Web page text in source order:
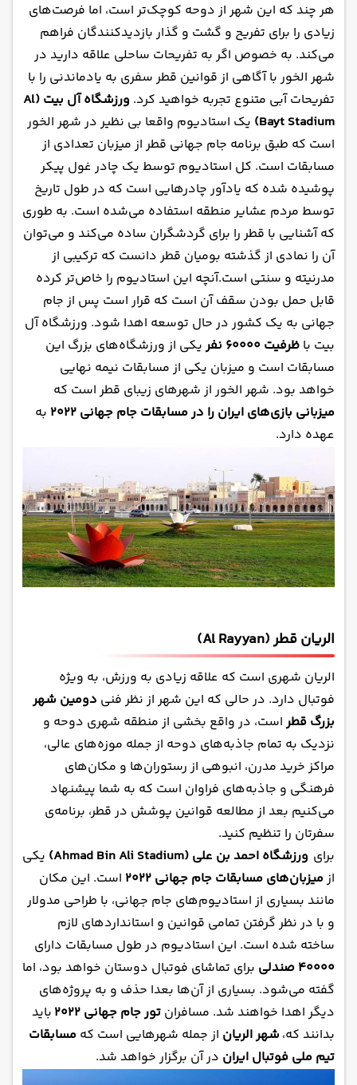
هر چند که این شهر از دوحه کوچک‌تر است، اما فرصت‌های
زیادی را برای تفریح و گشت و گذار بازدیدکنندگان فراهم
می‌کند. به خصوص اگر به تفریحات ساحلی علاقه دارید در
شهر الخور با آگاهی از قوانین قطر سفری به یادماندنی را با
تفریحات آبی متنوع تجربه خواهید کرد.
ورزشگاه آل بیت (Al
Bayt Stadium) یک استادیوم واقعا بی نظیر در شهر الخور
است که طبق برنامه جام جهانی قطراز میزبان تعدادی از
مسابقات است. کل استادیوم توسط یک چادر غول پیکر
پوشیده شده که یادآور چادرهایی است که در طول تاریخ
توسط مردم عشایر منطقه استفاده می‌شده است. به طوری
کهآشنایی با قطررا برای گردشگران ساده می‌کند و می‌توان
آن را نمادی از گذشته بومیان قطر دانست که ترکیبی از
مدرنیته و سنتی است.آنچه این استادیوم را خاص‌تر کرده
قابل حمل بودن سقف آن است که قرار است پس از جام
جهانی به یک کشور در حال توسعه اهدا شود. ورزشگاه آل
بیت با ظرفیت ۶۰۰۰۰ نفر
یکی از ورزشگاه‌های بزرگ این
مسابقات است و میزبان یکی از مسابقات نیمه نهایی
خواهد بود. شهر الخور از شهرهای زیبای قطر است که
میزبانی بازی‌های ایران را در مسابقات جام جهانی ۲۰۲۲
به
عهده دارد.
الریان قطر (Al Rayyan)
الریان شهری است که علاقه زیادی به ورزش، به ویژه
فوتبال دارد. در حالی که این شهر از نظر فنی دومین شهر
بزرگ قطراست، در واقع بخشی از منطقه شهری دوحه و
نزدیک به تمام جاذبه‌های دوحه از جمله موزه‌های عالی،
مراکز خرید مدرن، انبوهی از رستوران‌ها و مکان‌های
فرهنگی و جاذبه‌های فراوان است که به شما پیشنهاد
می‌کنیم بعد از مطالعه قوانین پوشش در قطر، برنامه‌ی
سفرتان را تنظیم کنید.
برای ورزشگاه احمد بن علی (Ahmad Bin Ali Stadium)
یکی
ازمیزبان‌های مسابقات جام جهانی ۲۰۲۲
است. این مکان
مانند بسیاری از استادیوم‌های جام جهانی، با طراحی مدولار
و با در نظر گرفتن تمامی قوانین و استانداردهای لازم
ساخته شده است. این استادیوم در طول مسابقات دارای
۴۰۰۰۰ صندلی
برای تماشای فوتبال دوستان خواهد بود، اما
گفته می‌شود. بسیاری از آن‌ها بعدا حذف و به پروژه‌های
دیگر اهدا خواهند شد. مسافران تور جام جهانی ۲۰۲۲
باید
بدانند که، شهر الریان از جمله شهرهایی است که مسابقات
تیم ملی فوتبال ایران در آن برگزار خواهد شد.